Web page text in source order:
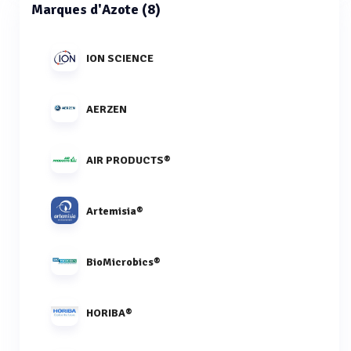
Marques d'Azote (8)
ION SCIENCE
AERZEN
AIR PRODUCTS®
Artemisia®
BioMicrobics®
HORIBA®